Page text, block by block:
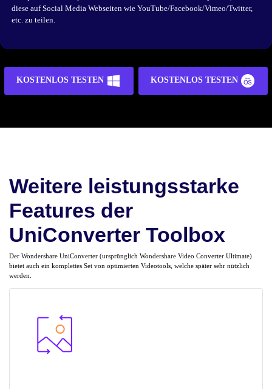
diese auf Social Media Webseiten wie YouTube/Facebook/Vimeo/Twitter,
etc. zu teilen.
KOSTENLOS TESTEN KOSTENLOS TESTEN
Weitere leistungsstarke
Features der
UniConverter Toolbox
Der Wondershare UniConverter (ursprünglich Wondershare Video Converter Ultimate)
bietet auch ein komplettes Set von optimierten Videotools, welche später sehr nützlich
werden.